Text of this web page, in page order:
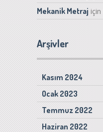
Mekanik Metrajiçin
Arşivler
Kasım 2024
Ocak 2023
Temmuz 2022
Haziran 2022